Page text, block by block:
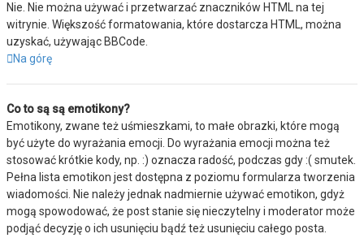
Nie. Nie można używać i przetwarzać znaczników HTML na tej
witrynie. Większość formatowania, które dostarcza HTML, można
uzyskać, używając BBCode.
Na górę
Co to są są emotikony?
Emotikony, zwane też uśmieszkami, to małe obrazki, które mogą
być użyte do wyrażania emocji. Do wyrażania emocji można też
stosować krótkie kody, np. :) oznacza radość, podczas gdy :( smutek.
Pełna lista emotikon jest dostępna z poziomu formularza tworzenia
wiadomości. Nie należy jednak nadmiernie używać emotikon, gdyż
mogą spowodować, że post stanie się nieczytelny i moderator może
podjąć decyzję o ich usunięciu bądź też usunięciu całego posta.